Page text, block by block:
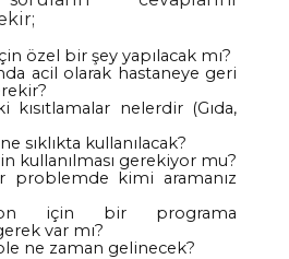
özel bir şey yapılacak mı?
acil olarak hastaneye geri
kısıtlamalar nelerdir (Gıda,
sıklıkta kullanılacak?
kullanılması gerekiyor mu?
problemde kimi aramanız
için bir programa
var mı?
ne zaman gelinecek?